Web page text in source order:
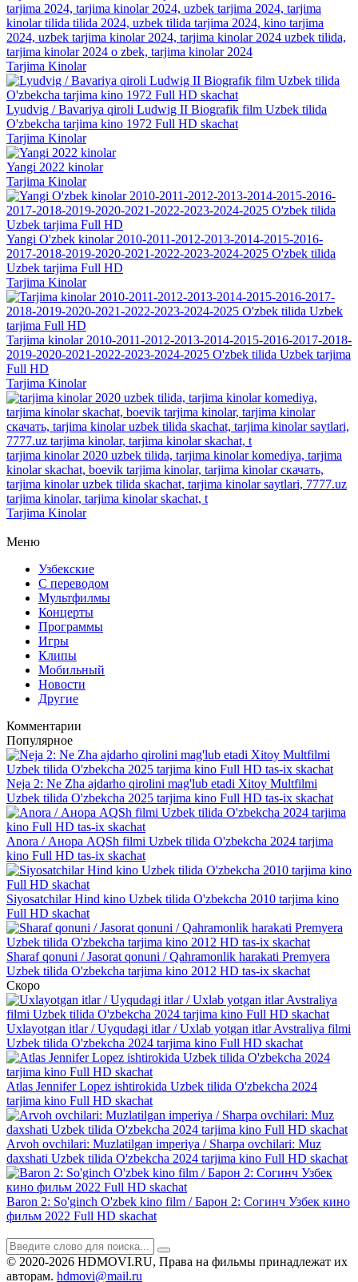
tarjima 2024, tarjima kinolar 2024, uzbek tarjima 2024, tarjima
kinolar tilida tilida 2024, uzbek tilida tarjima 2024, kino tarjima
2024, uzbek tarjima kinolar 2024, tarjima kinolar 2024 uzbek tilida,
tarjima kinolar 2024 o zbek, tarjima kinolar 2024
Tarjima Kinolar
Lyudvig / Bavariya qiroli Ludwig II Biografik film Uzbek tilida
O'zbekcha tarjima kino 1972 Full HD skachat
Tarjima Kinolar
Yangi 2022 kinolar
Tarjima Kinolar
Yangi O'zbek kinolar 2010-2011-2012-2013-2014-2015-2016-
2017-2018-2019-2020-2021-2022-2023-2024-2025 O'zbek tilida
Uzbek tarjima Full HD
Tarjima Kinolar
Tarjima kinolar 2010-2011-2012-2013-2014-2015-2016-2017-2018-
2019-2020-2021-2022-2023-2024-2025 O'zbek tilida Uzbek tarjima
Full HD
Tarjima Kinolar
tarjima kinolar 2020 uzbek tilida, tarjima kinolar komediya, tarjima
kinolar skachat, boevik tarjima kinolar, tarjima kinolar скачать,
tarjima kinolar uzbek tilida skachat, tarjima kinolar saytlari, 7777.uz
tarjima kinolar, tarjima kinolar skachat, t
Tarjima Kinolar
Меню
Узбекские
С переводом
Мультфилмы
Концерты
Программы
Игры
Клипы
Мобильный
Новости
Другие
Комментарии
Популярное
Neja 2: Ne Zha ajdarho qirolini mag'lub etadi Xitoy Multfilmi
Uzbek tilida O'zbekcha 2025 tarjima kino Full HD tas-ix skachat
Anora / Анора AQSh filmi Uzbek tilida O'zbekcha 2024 tarjima
kino Full HD tas-ix skachat
Siyosatchilar Hind kino Uzbek tilida O'zbekcha 2010 tarjima kino
Full HD skachat
Sharaf qonuni / Jasorat qonuni / Qahramonlik harakati Premyera
Uzbek tilida O'zbekcha tarjima kino 2012 HD tas-ix skachat
Скоро
Uxlayotgan itlar / Uyqudagi itlar / Uxlab yotgan itlar Avstraliya filmi
Uzbek tilida O'zbekcha 2024 tarjima kino Full HD skachat
Atlas Jennifer Lopez ishtirokida Uzbek tilida O'zbekcha 2024
tarjima kino Full HD skachat
Arvoh ovchilari: Muzlatilgan imperiya / Sharpa ovchilari: Muz
daxshati Uzbek tilida O'zbekcha 2024 tarjima kino Full HD skachat
Baron 2: So'ginch O'zbek kino film / Барон 2: Согинч Узбек кино
фильм 2022 Full HD skachat
© 2020-2026 HDMOVI.RU, Права на фильмы принадлежат их
авторам. hdmovi@mail.ru